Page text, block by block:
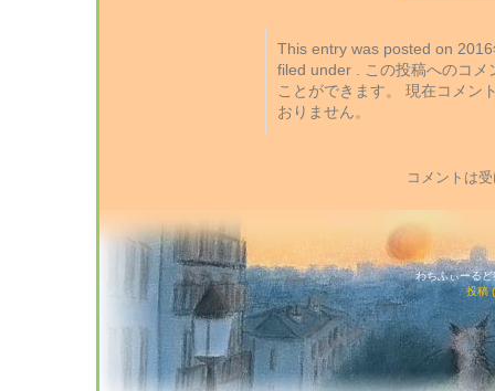
This entry was posted on
filed under . この投稿へのコ
ことができます。 現在コメン
おりません。
コメントは
わちふぃーる
投稿